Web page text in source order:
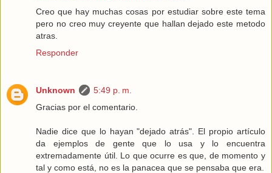
Creo que hay muchas cosas por estudiar sobre este tema
pero no creo muy creyente que hallan dejado este metodo
atras.
Responder
Unknown
5:49 p. m.
Gracias por el comentario.
Nadie dice que lo hayan "dejado atrás". El propio artículo
da ejemplos de gente que lo usa y lo encuentra
extremadamente útil. Lo que ocurre es que, de momento y
tal y como está, no es la panacea que se pensaba que era.